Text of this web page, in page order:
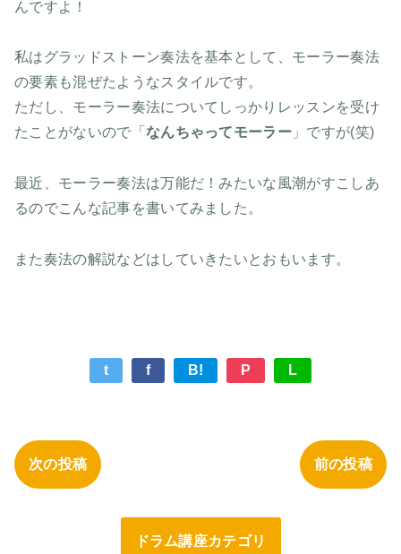
んですよ！
私はグラッドストーン奏法を基本として、モーラー奏法
の要素も混ぜたようなスタイルです。
ただし、モーラー奏法についてしっかりレッスンを受け
たことがないので「 なんちゃってモーラー 」ですが(笑)
最近、モーラー奏法は万能だ！みたいな風潮がすこしあ
るのでこんな記事を書いてみました。
また奏法の解説などはしていきたいとおもいます。
t f B! P L
次の投稿 前の投稿
ドラム講座カテゴリ